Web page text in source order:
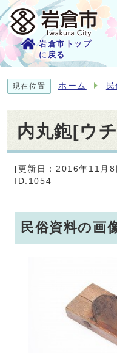
岩倉市トップ
に戻る
現在位置 ホーム
内丸鉋[ウ
[更新日：2016年11月8
ID:1054
民俗資料の画